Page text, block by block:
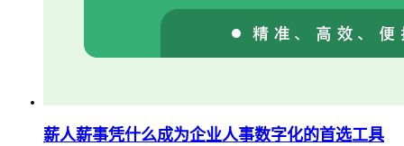
薪人薪事凭什么成为企业人事数字化的首选工具